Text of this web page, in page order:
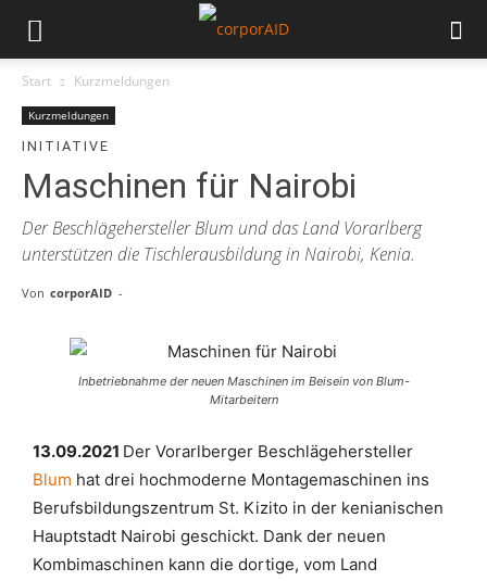
Start Kurzmeldungen
Kurzmeldungen
INITIATIVE
Maschinen für Nairobi
Der Beschlägehersteller Blum und das Land Vorarlberg
unterstützen die Tischlerausbildung in Nairobi, Kenia.
Von corporAID -
Inbetriebnahme der neuen Maschinen im Beisein von Blum-
Mitarbeitern
13.09.2021 Der Vorarlberger Beschlägehersteller
Blum hat drei hochmoderne Montagemaschinen ins
Berufsbildungszentrum St. Kizito in der kenianischen
Hauptstadt Nairobi geschickt. Dank der neuen
Kombimaschinen kann die dortige, vom Land